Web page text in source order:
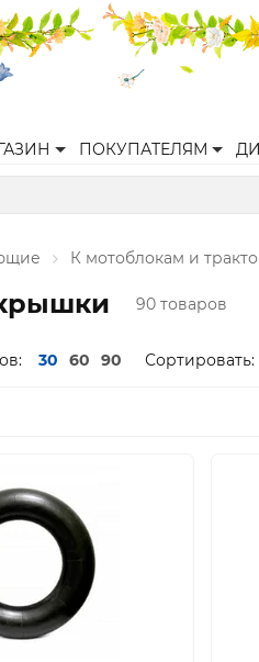
ПОКУПАТЕЛЯМ
К мотоблокам и
90 товаров
30 60 90 Сортировать: